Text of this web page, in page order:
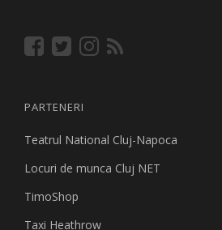
PARTENERI
Teatrul National Cluj-Napoca
Locuri de munca Cluj NET
TimoShop
Taxi Heathrow